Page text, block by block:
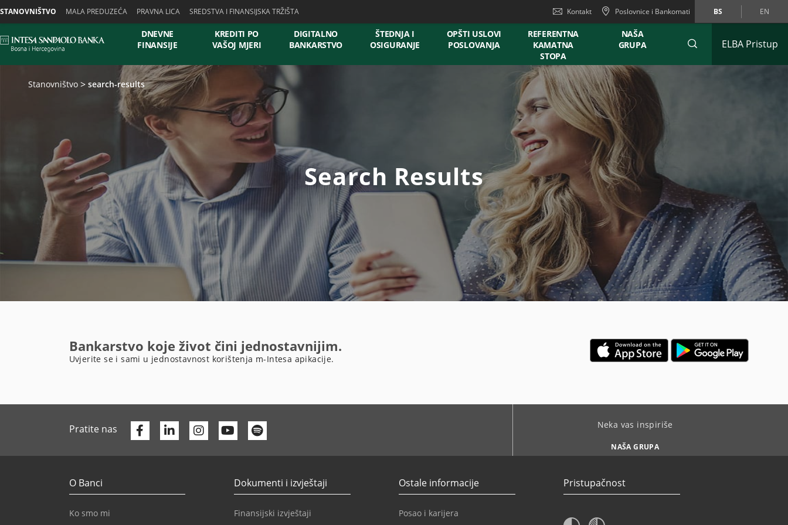
STANOVNIŠTVO MALA PREDUZEĆA PRAVNA LICA SREDSTVA I FINANSIJSKA TRŽIŠTA Kontakt Poslovnice i Bankomati BS EN
DNEVNE
FINANSIJE
KREDITI PO
VAŠOJ MJERI
DIGITALNO
BANKARSTVO
ŠTEDNJA I
OSIGURANJE
OPŠTI USLOVI
POSLOVANJA
REFERENTNA
KAMATNA
STOPA
NAŠA
GRUPA
ELBA Pristup
Stanovništvo search-results
Search Results
Bankarstvo koje život čini jednostavnijim.
Uvjerite se i sami u jednostavnost korištenja m-Intesa apikacije.
Pratite nas Facebook
Linkedin Youtube Neka vas inspiriše
NAŠA GRUPA
O Banci
Ko smo mi
Dokumenti i izvještaji
Finansijski izvještaji
Ostale informacije
Posao i karijera
Pristupačnost